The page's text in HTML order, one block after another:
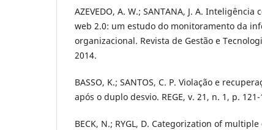
AZEVEDO, A. W.; SANTANA, J. A.
web 2.0: um estudo do monitoramento da
organizacional. Revista de Gestão e
2014.
BASSO, K.; SANTOS, C. P. Violação e
após o duplo desvio. REGE, v. 21, n. 1, p.
BECK, N.; RYGL, D. Categorization of